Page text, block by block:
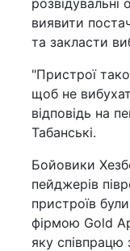
виявити
та закласти
"Пристрої
щоб не
відповідь на
Табанські.
Бойовики
пейджерів
пристроїв
фірмою Gold
яку співпрацю